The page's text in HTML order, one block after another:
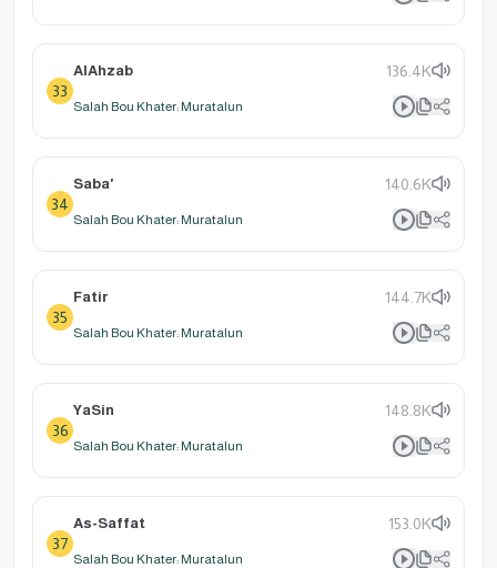
33
AlAhzab 136.4K
Salah Bou Khater: Muratalun
34
Saba' 140.6K
Salah Bou Khater: Muratalun
35
Fatir 144.7K
Salah Bou Khater: Muratalun
36
YaSin 148.8K
Salah Bou Khater: Muratalun
37
As-Saffat 153.0K
Salah Bou Khater: Muratalun